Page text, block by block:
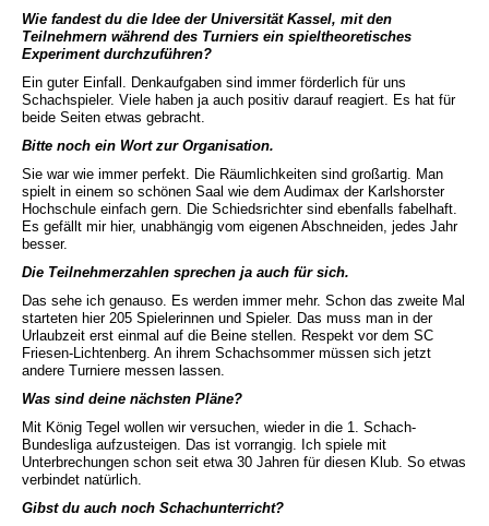
Wie fandest du die Idee der Universität Kassel, mit den
Teilnehmern während des Turniers ein spieltheoretisches
Experiment durchzuführen?
Ein guter Einfall. Denkaufgaben sind immer förderlich für uns
Schachspieler. Viele haben ja auch positiv darauf reagiert. Es hat für
beide Seiten etwas gebracht.
Bitte noch ein Wort zur Organisation.
Sie war wie immer perfekt. Die Räumlichkeiten sind großartig. Man
spielt in einem so schönen Saal wie dem Audimax der Karlshorster
Hochschule einfach gern. Die Schiedsrichter sind ebenfalls fabelhaft.
Es gefällt mir hier, unabhängig vom eigenen Abschneiden, jedes Jahr
besser.
Die Teilnehmerzahlen sprechen ja auch für sich.
Das sehe ich genauso. Es werden immer mehr. Schon das zweite Mal
starteten hier 205 Spielerinnen und Spieler. Das muss man in der
Urlaubzeit erst einmal auf die Beine stellen. Respekt vor dem SC
Friesen-Lichtenberg. An ihrem Schachsommer müssen sich jetzt
andere Turniere messen lassen.
Was sind deine nächsten Pläne?
Mit König Tegel wollen wir versuchen, wieder in die 1. Schach-
Bundesliga aufzusteigen. Das ist vorrangig. Ich spiele mit
Unterbrechungen schon seit etwa 30 Jahren für diesen Klub. So etwas
verbindet natürlich.
Gibst du auch noch Schachunterricht?